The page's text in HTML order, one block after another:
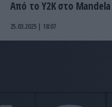
Από το Y2K στο
25.03.2025 | 18:07